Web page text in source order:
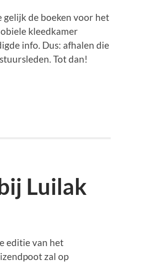
de boeken voor het
kleedkamer
info. Dus: afhalen die
Tot dan!
Luilak
editie van het
zal op